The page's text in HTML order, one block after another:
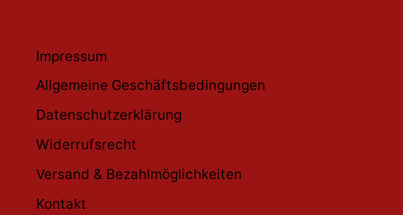
Impressum
Allgemeine Geschäftsbedingungen
Datenschutzerklärung
Widerrufsrecht
Versand & Bezahlmöglichkeiten
Kontakt